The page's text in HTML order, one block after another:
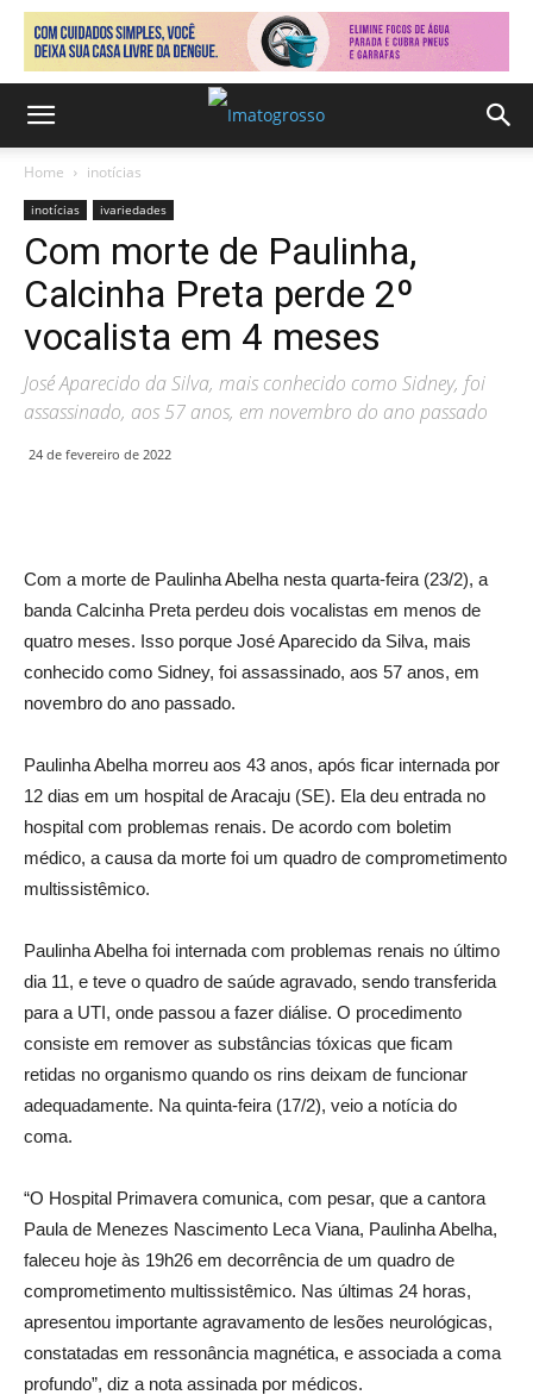
Home inotícias
inotícias ivariedades
Com morte de Paulinha,
Calcinha Preta perde 2º
vocalista em 4 meses
José Aparecido da Silva, mais conhecido como Sidney, foi
assassinado, aos 57 anos, em novembro do ano passado
24 de fevereiro de 2022
Com a morte de Paulinha Abelha nesta quarta-feira (23/2), a
banda Calcinha Preta perdeu dois vocalistas em menos de
quatro meses. Isso porque José Aparecido da Silva, mais
conhecido como Sidney, foi assassinado, aos 57 anos, em
novembro do ano passado.
Paulinha Abelha morreu aos 43 anos, após ficar internada por
12 dias em um hospital de Aracaju (SE). Ela deu entrada no
hospital com problemas renais. De acordo com boletim
médico, a causa da morte foi um quadro de comprometimento
multissistêmico.
Paulinha Abelha foi internada com problemas renais no último
dia 11, e teve o quadro de saúde agravado, sendo transferida
para a UTI, onde passou a fazer diálise. O procedimento
consiste em remover as substâncias tóxicas que ficam
retidas no organismo quando os rins deixam de funcionar
adequadamente. Na quinta-feira (17/2), veio a notícia do
coma.
“O Hospital Primavera comunica, com pesar, que a cantora
Paula de Menezes Nascimento Leca Viana, Paulinha Abelha,
faleceu hoje às 19h26 em decorrência de um quadro de
comprometimento multissistêmico. Nas últimas 24 horas,
apresentou importante agravamento de lesões neurológicas,
constatadas em ressonância magnética, e associada a coma
profundo”, diz a nota assinada por médicos.